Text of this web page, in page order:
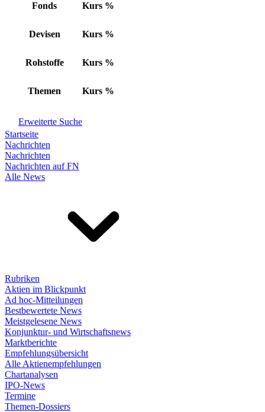
Fonds Kurs %
Devisen Kurs %
Rohstoffe Kurs %
Themen Kurs %
Erweiterte Suche
Startseite
Nachrichten
Nachrichten
Nachrichten auf FN
Alle News
Rubriken
Aktien im Blickpunkt
Ad hoc-Mitteilungen
Bestbewertete News
Meistgelesene News
Konjunktur- und Wirtschaftsnews
Marktberichte
Empfehlungsübersicht
Alle Aktienempfehlungen
Chartanalysen
IPO-News
Termine
Themen-Dossiers